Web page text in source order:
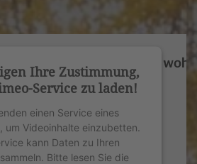
Ihre Zustimmung,
Service zu laden!
einen Service eines
um Videoinhalte einzubetten.
kann Daten zu Ihren
Bitte lesen Sie die